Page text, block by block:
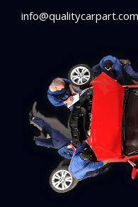
info@qualitycarpart.com